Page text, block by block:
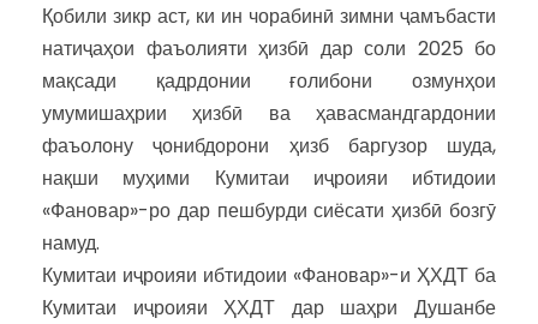
Қобили зикр аст, ки ин чорабинӣ зимни ҷамъбасти
натиҷаҳои фаъолияти ҳизбӣ дар соли 2025 бо
мақсади қадрдонии ғолибони озмунҳои
умумишаҳрии ҳизбӣ ва ҳавасмандгардонии
фаъолону ҷонибдорони ҳизб баргузор шуда,
нақши муҳими Кумитаи иҷроияи ибтидоии
«Фановар»-ро дар пешбурди сиёсати ҳизбӣ бозгӯ
намуд.
Кумитаи иҷроияи ибтидоии «Фановар»-и ҲХДТ ба
Кумитаи иҷроияи ҲХДТ дар шаҳри Душанбе